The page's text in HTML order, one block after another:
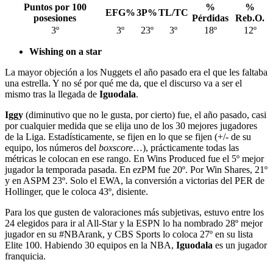
Puntos por 100
posesiones
EFG%3P%TL/TC
%
Pérdidas
%
Reb.O.
3º
3º 23º 3º 18º 12º
Wishing on a star
La mayor objeción a los Nuggets el año pasado era el que les faltaba
una estrella. Y no sé por qué me da, que el discurso va a ser el
mismo tras la llegada de Iguodala.
Iggy (diminutivo que no le gusta, por cierto) fue, el año pasado, casi
por cualquier medida que se elija uno de los 30 mejores jugadores
de la Liga. Estadísticamente, se fijen en lo que se fijen (+/- de su
equipo, los números del boxscore…), prácticamente todas las
métricas le colocan en ese rango. En Wins Produced fue el 5º mejor
jugador la temporada pasada. En ezPM fue 20º. Por Win Shares, 21º
y en ASPM 23º. Solo el EWA, la conversión a victorias del PER de
Hollinger, que le coloca 43º, disiente.
Para los que gusten de valoraciones más subjetivas, estuvo entre los
24 elegidos para ir al All-Star y la ESPN lo ha nombrado 28º mejor
jugador en su #NBArank, y CBS Sports lo coloca 27º en su lista
Elite 100. Habiendo 30 equipos en la NBA, Iguodala es un jugador
franquicia.